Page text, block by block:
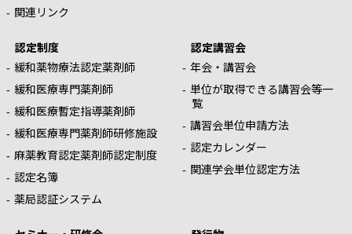
関連リンク
認定制度
緩和薬物療法認定薬剤師
緩和医療専門薬剤師
緩和医療暫定指導薬剤師
緩和医療専門薬剤師研修施設
麻薬教育認定薬剤師認定制度
認定名簿
薬局認証システム
認定講習会
年会・講習会
単位が取得できる講習会等一
覧
講習会単位申請方法
認定カレンダー
関連学会単位認定方法